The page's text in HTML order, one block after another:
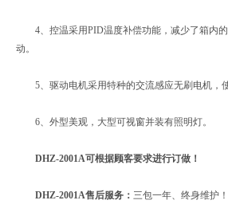
4、控温采用PID温度补偿功能，减少了箱内的
动。
5、驱动电机采用特种的交流感应无刷电机，使
6、外型美观，大型可视窗并装有照明灯。
DHZ-2001A可根据顾客要求进行订做！
DHZ-2001A售后服务： 三包一年、终身维护！